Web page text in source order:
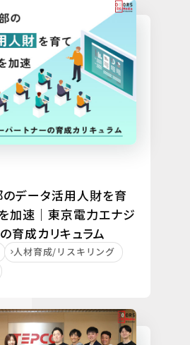
データ活用人財を育
加速｜東京電力エナジ
育成カリキュラム
人材育成/リスキリング